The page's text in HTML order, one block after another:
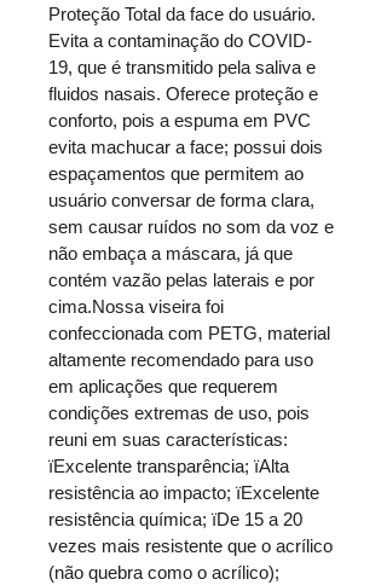
Proteção Total da face do usuário.
Evita a contaminação do COVID-
19, que é transmitido pela saliva e
fluidos nasais. Oferece proteção e
conforto, pois a espuma em PVC
evita machucar a face; possui dois
espaçamentos que permitem ao
usuário conversar de forma clara,
sem causar ruídos no som da voz e
não embaça a máscara, já que
contém vazão pelas laterais e por
cima.Nossa viseira foi
confeccionada com PETG, material
altamente recomendado para uso
em aplicações que requerem
condições extremas de uso, pois
reuni em suas características:
ïExcelente transparência; ïAlta
resistência ao impacto; ïExcelente
resistência química; ïDe 15 a 20
vezes mais resistente que o acrílico
(não quebra como o acrílico);